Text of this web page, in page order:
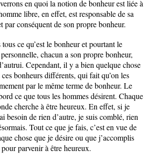
en quoi la notion de bonheur est liée à
libre, en effet, est responsable de sa
par conséquent de son propre bonheur.
ce qu’est le bonheur et pourtant le
chacun a son propre bonheur,
Cependant, il y a bien quelque chose
bonheurs différents, qui fait qu’on les
par le même terme de bonheur. Le
ce que tous les hommes désirent. Chaque
cherche à être heureux. En effet, si je
besoin de rien d’autre, je suis comblé, rien
Tout ce que je fais, c’est en vue de
chose que je désire ou que j’accomplis
pour parvenir à être heureux.